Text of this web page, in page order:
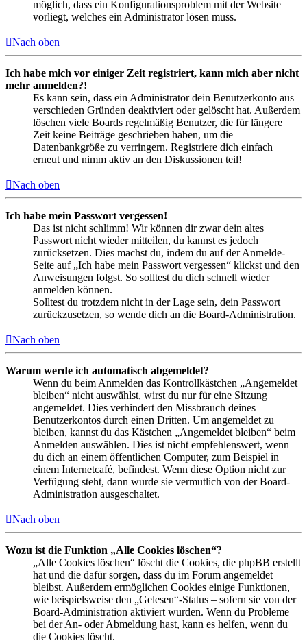
möglich, dass ein Konfigurationsproblem mit der Website
vorliegt, welches ein Administrator lösen muss.
Nach oben
Ich habe mich vor einiger Zeit registriert, kann mich aber nicht
mehr anmelden?!
Es kann sein, dass ein Administrator dein Benutzerkonto aus
verschieden Gründen deaktiviert oder gelöscht hat. Außerdem
löschen viele Boards regelmäßig Benutzer, die für längere
Zeit keine Beiträge geschrieben haben, um die
Datenbankgröße zu verringern. Registriere dich einfach
erneut und nimm aktiv an den Diskussionen teil!
Nach oben
Ich habe mein Passwort vergessen!
Das ist nicht schlimm! Wir können dir zwar dein altes
Passwort nicht wieder mitteilen, du kannst es jedoch
zurücksetzen. Dies machst du, indem du auf der Anmelde-
Seite auf „Ich habe mein Passwort vergessen“ klickst und den
Anweisungen folgst. So solltest du dich schnell wieder
anmelden können.
Solltest du trotzdem nicht in der Lage sein, dein Passwort
zurückzusetzen, so wende dich an die Board-Administration.
Nach oben
Warum werde ich automatisch abgemeldet?
Wenn du beim Anmelden das Kontrollkästchen „Angemeldet
bleiben“ nicht auswählst, wirst du nur für eine Sitzung
angemeldet. Dies verhindert den Missbrauch deines
Benutzerkontos durch einen Dritten. Um angemeldet zu
bleiben, kannst du das Kästchen „Angemeldet bleiben“ beim
Anmelden auswählen. Dies ist nicht empfehlenswert, wenn
du dich an einem öffentlichen Computer, zum Beispiel in
einem Internetcafé, befindest. Wenn diese Option nicht zur
Verfügung steht, dann wurde sie vermutlich von der Board-
Administration ausgeschaltet.
Nach oben
Wozu ist die Funktion „Alle Cookies löschen“?
„Alle Cookies löschen“ löscht die Cookies, die phpBB erstellt
hat und die dafür sorgen, dass du im Forum angemeldet
bleibst. Außerdem ermöglichen Cookies einige Funktionen,
wie beispielsweise den „Gelesen“-Status – sofern sie von der
Board-Administration aktiviert wurden. Wenn du Probleme
bei der An- oder Abmeldung hast, kann es helfen, wenn du
die Cookies löscht.